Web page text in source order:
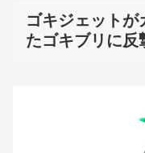
ゴキジェットが
たゴキブリに反